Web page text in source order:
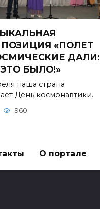
«ПОЛЕТ
ДАЛИ:
БЫЛО!»
наша страна
День космонавтики.
960
О портале